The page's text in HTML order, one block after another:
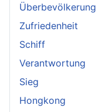
Überbevölkerung
Zufriedenheit
Schiff
Verantwortung
Sieg
Hongkong